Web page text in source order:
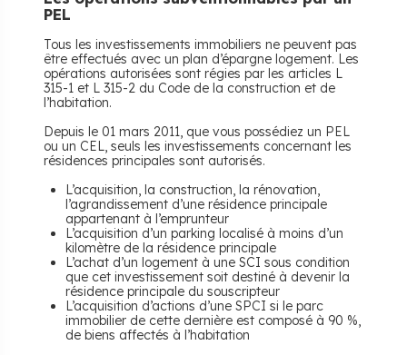
PEL
Tous les investissements immobiliers ne peuvent pas
être effectués avec un plan d’épargne logement. Les
opérations autorisées sont régies par les articles L
315-1 et L 315-2 du Code de la construction et de
l’habitation.
Depuis le 01 mars 2011, que vous possédiez un PEL
ou un CEL, seuls les investissements concernant les
résidences principales sont autorisés.
L’acquisition, la construction, la rénovation,
l’agrandissement d’une résidence principale
appartenant à l’emprunteur
L’acquisition d’un parking localisé à moins d’un
kilomètre de la résidence principale
L’achat d’un logement à une SCI sous condition
que cet investissement soit destiné à devenir la
résidence principale du souscripteur
L’acquisition d’actions d’une SPCI si le parc
immobilier de cette dernière est composé à 90 %,
de biens affectés à l’habitation